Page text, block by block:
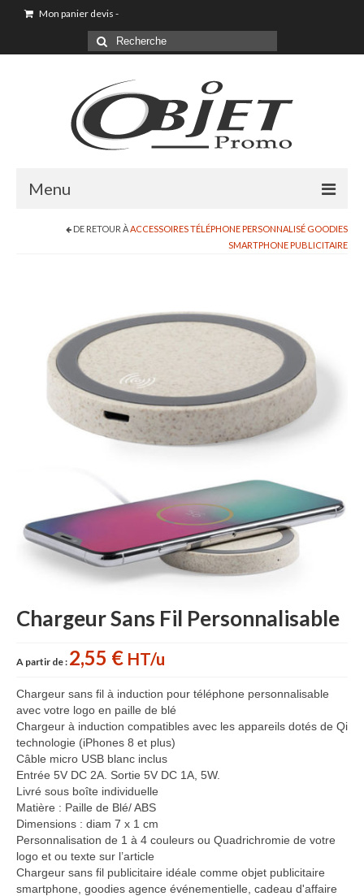
Mon panier devis -
Menu
Goodies & Objet Publicitaire
Maison & Cuisine
Accessoires cuisine personnalisés
Gant de cuisine personnalisé
Goodies Jardin
Tablier personnalisé
Autour du vin
Accessoires Téléphone
Batterie Externe Power bank
Bonnet & Gants
Cadeaux Mariage
Casquette publicitaire
Carnet personnalisé Notes
Repositionnable
Notes repositionnables
Bloc–notes Personnalisé
Carnet A5 Personnalisé
DE RETOUR ÀACCESSOIRES TÉLÉPHONE PERSONNALISÉ GOODIES
SMARTPHONE PUBLICITAIRE
Chargeur Sans Fil Personnalisable
A partir de : 2,55 € HT/u
Chargeur sans fil à induction pour téléphone personnalisable
avec votre logo en paille de blé
Chargeur à induction compatibles avec les appareils dotés de Qi
technologie (iPhones 8 et plus)
Câble micro USB blanc inclus
Entrée 5V DC 2A. Sortie 5V DC 1A, 5W.
Livré sous boîte individuelle
Matière : Paille de Blé/ ABS
Dimensions : diam 7 x 1 cm
Personnalisation de 1 à 4 couleurs ou Quadrichromie de votre
logo et ou texte sur l’article
Chargeur sans fil publicitaire idéale comme objet publicitaire
smartphone, goodies agence événementielle, cadeau d'affaire